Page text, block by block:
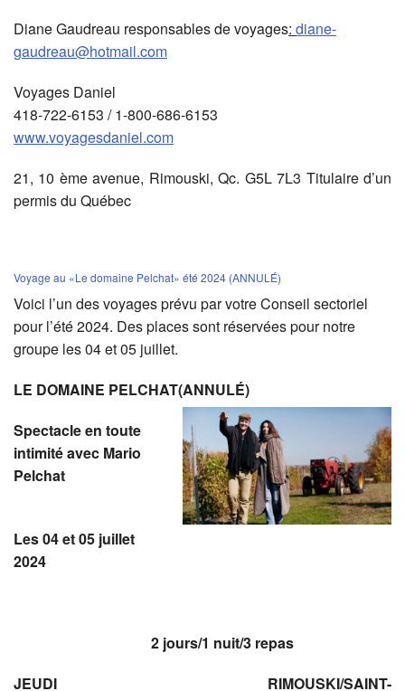
Diane Gaudreau responsables de voyages: diane-
gaudreau@hotmail.com
Voyages Daniel
418-722-6153 / 1-800-686-6153
www.voyagesdaniel.com
21, 10 ème avenue, Rimouski, Qc. G5L 7L3 Titulaire d’un
permis du Québec
Voyage au «Le domaine Pelchat» été 2024 (ANNULÉ)
Voici l’un des voyages prévu par votre Conseil sectoriel
pour l’été 2024. Des places sont réservées pour notre
groupe les 04 et 05 juillet.
LE DOMAINE PELCHAT(ANNULÉ)
Spectacle en toute
intimité avec Mario
Pelchat
Les 04 et 05 juillet
2024
2 jours/1 nuit/3 repas
JEUDI RIMOUSKI/SAINT-